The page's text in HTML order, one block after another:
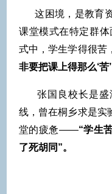
这困境，是教育
课堂模式在特定群
式中，学生学得很苦
非要把课上得那么‘苦’
张国良校长是
线，曾在桐乡求是实
堂的疲惫——“学生
了死胡同”。